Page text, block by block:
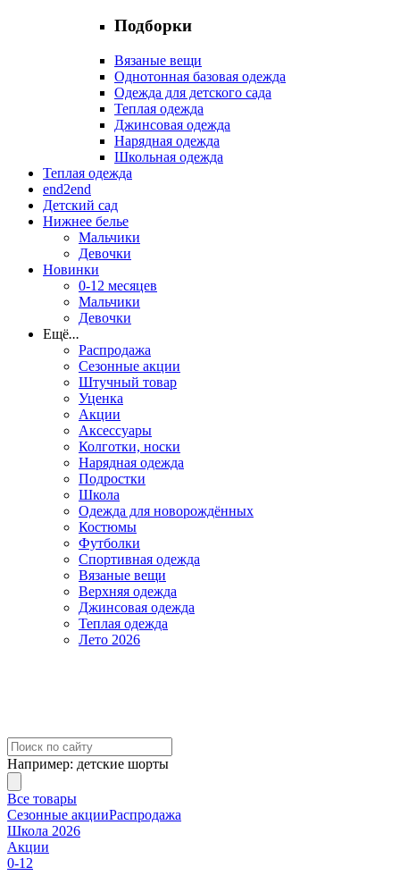
Подборки
Вязаные вещи
Однотонная базовая одежда
Одежда для детского сада
Теплая одежда
Джинсовая одежда
Нарядная одежда
Школьная одежда
Теплая одежда
end2end
Детский сад
Нижнее белье
Мальчики
Девочки
Новинки
0-12 месяцев
Мальчики
Девочки
Ещё...
Распродажа
Сезонные акции
Штучный товар
Уценка
Акции
Аксессуары
Колготки, носки
Нарядная одежда
Подростки
Школа
Одежда для новорождённых
Костюмы
Футболки
Спортивная одежда
Вязаные вещи
Верхняя одежда
Джинсовая одежда
Теплая одежда
Лето 2026
Например: детские шорты
Все товары
Сезонные акцииРаспродажа
Школа 2026
Акции
0-12